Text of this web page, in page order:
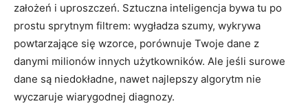
założeń i uproszczeń. Sztuczna inteligencja bywa tu po
prostu sprytnym filtrem: wygładza szumy, wykrywa
powtarzające się wzorce, porównuje Twoje dane z
danymi milionów innych użytkowników. Ale jeśli surowe
dane są niedokładne, nawet najlepszy algorytm nie
wyczaruje wiarygodnej diagnozy.